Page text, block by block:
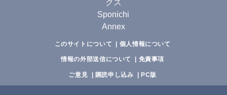
このサイトについて 個人情報について
情報の外部送信について 免責事項
ご意見 購読申し込み PC版